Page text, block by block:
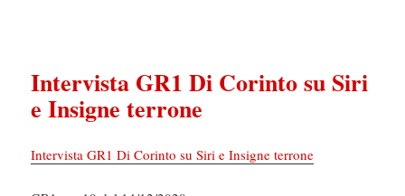
Intervista GR1 Di Corinto su Siri
e Insigne terrone
Intervista GR1 Di Corinto su Siri e Insigne terrone